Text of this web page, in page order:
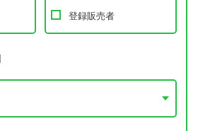
登録販売者